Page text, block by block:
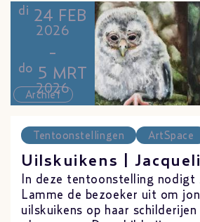
di 24 FEB
2026
-
do 5 MRT
2026
Archief
Tentoonstellingen ArtSpace
Uilskuikens |
In deze tentoonstelling nodigt
Lamme de bezoeker uit om
uilskuikens op haar